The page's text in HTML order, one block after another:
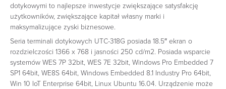
dotykowymi to najlepsze inwestycje zwiększające satysfakcję
użytkowników, zwiększające kapitał własny marki i
maksymalizujące zyski biznesowe.
Seria terminali dotykowych UTC-318G posiada 18.5″ ekran o
rozdzielczości 1366 x 768 i jasności 250 cd/m2. Posiada wsparcie
systemów WES 7P 32bit, WES 7E 32bit, Windows Pro Embedded 7
SP1 64bit, WE8S 64bit, Windows Embedded 8.1 Industry Pro 64bit,
Win 10 IoT Enterprise 64bit, Linux Ubuntu 16.04. Urządzenie może